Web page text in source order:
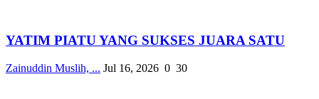
YATIM PIATU YANG SUKSES JUARA SATU
Zainuddin Muslih, ... Jul 16, 2026 0 30